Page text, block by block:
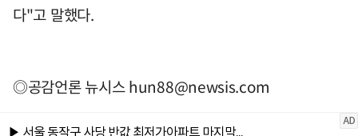
다"고 말했다.
◎공감언론 뉴시스hun88@newsis.com